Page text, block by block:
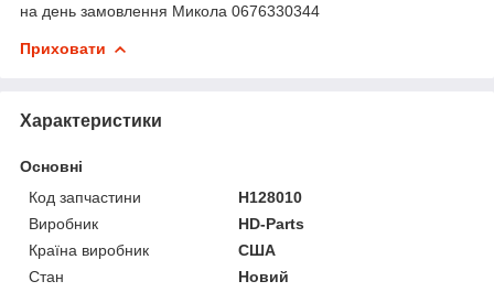
на день замовлення Микола 0676330344
Приховати
Характеристики
Основні
Код запчастини
H128010
Виробник
HD-Parts
Країна виробник
США
Стан
Новий